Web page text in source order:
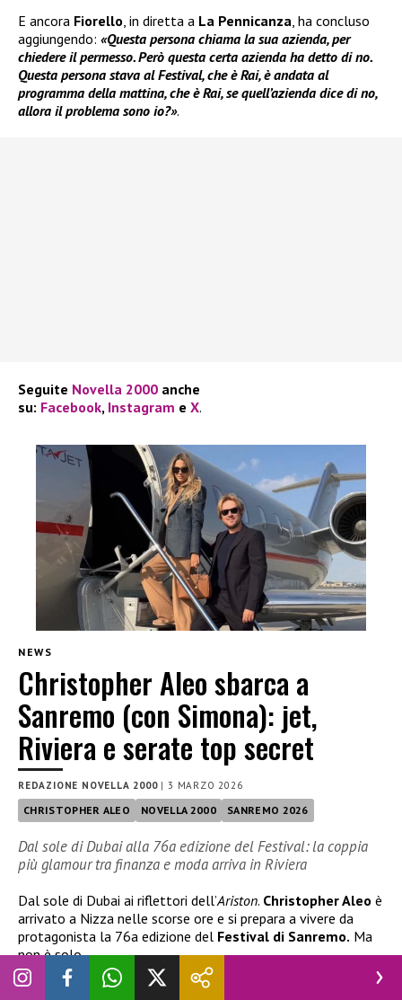
E ancora Fiorello , in diretta a La Pennicanza , ha concluso
aggiungendo: «Questa persona chiama la sua azienda, per
chiedere il permesso. Però questa certa azienda ha detto di no.
Questa persona stava al Festival, che è Rai, è andata al
programma della mattina, che è Rai, se quell’azienda dice di no,
allora il problema sono io?».
Seguite Novella 2000 anche
su: Facebook, Instagram e X.
NEWS
Christopher Aleo sbarca a
Sanremo (con Simona): jet,
Riviera e serate top secret
REDAZIONE NOVELLA 2000|3 MARZO 2026
CHRISTOPHER ALEO NOVELLA 2000 SANREMO 2026
Dal sole di Dubai alla 76a edizione del Festival: la coppia
più glamour tra finanza e moda arriva in Riviera
Dal sole di Dubai ai riflettori dell’Ariston. Christopher Aleo è
arrivato a Nizza nelle scorse ore e si prepara a vivere da
protagonista la 76a edizione del Festival di Sanremo. Ma
non è solo.
Al suo fianco, come sempre, la splendida
Simona Jakstaite,